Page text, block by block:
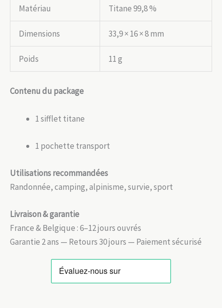
Matériau Titane 99,8 %
Dimensions 33,9 × 16 × 8 mm
Poids 11 g
Contenu du package
1 sifflet titane
1 pochette transport
Utilisations recommandées
Randonnée, camping, alpinisme, survie, sport
Livraison & garantie
France & Belgique : 6–12 jours ouvrés
Garantie 2 ans — Retours 30 jours — Paiement sécurisé